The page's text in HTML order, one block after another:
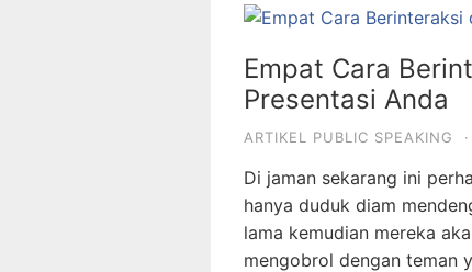
Empat Cara
Presentasi Anda
ARTIKEL PUBLIC SPEAKING ·
Di jaman sekarang ini
hanya duduk diam
lama kemudian mereka
mengobrol dengan teman